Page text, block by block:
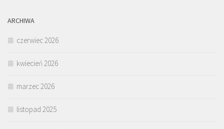
ARCHIWA
czerwiec 2026
kwiecień 2026
marzec 2026
listopad 2025